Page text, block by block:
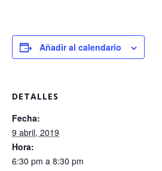
Añadir al calendario
DETALLES
Fecha:
9 abril, 2019
Hora:
6:30 pm a 8:30 pm